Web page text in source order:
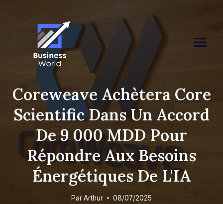
Coreweave Achètera Core
Scientific Dans Un Accord
De 9 000 MDD Pour
Répondre Aux Besoins
Énergétiques De L'IA
ParArthur 08/07/2025